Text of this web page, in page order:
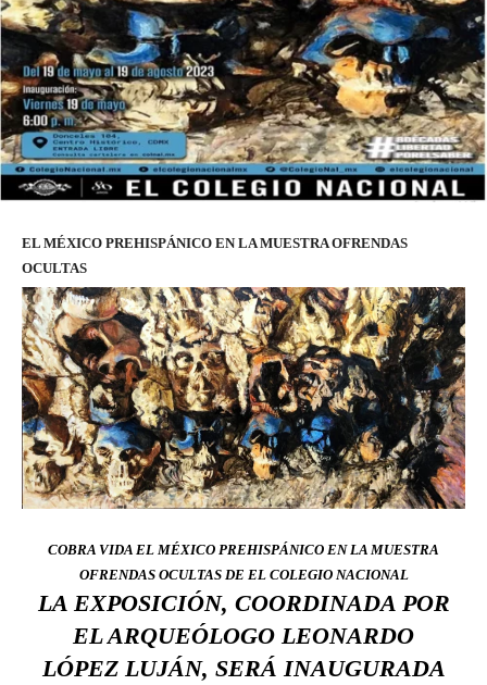
EL MÉXICO PREHISPÁNICO EN LA MUESTRA OFRENDAS
OCULTAS
COBRA VIDA EL MÉXICO PREHISPÁNICO EN LA MUESTRA
OFRENDAS OCULTASDE EL COLEGIO NACIONAL
LA EXPOSICIÓN, COORDINADA POR
EL ARQUEÓLOGO LEONARDO
LÓPEZ LUJÁN, SERÁ INAUGURADA